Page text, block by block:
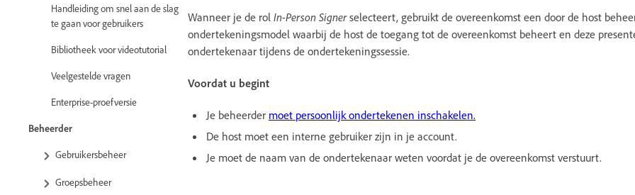
Handleiding om snel aan de slag
te gaan voor gebruikers
Bibliotheek voor videotutorial
Veelgestelde vragen
Enterprise-proefversie
Beheerder
Gebruikersbeheer
Groepsbeheer
Wanneer je de rol In-Person Signerselecteert, gebruikt de overeenkomst een door de host
ondertekeningsmodel waarbij de host de toegang tot de overeenkomst beheert en deze
ondertekenaar tijdens de ondertekeningssessie.
Voordat u begint
Je beheerder moet persoonlijk ondertekenen inschakelen.
De host moet een interne gebruiker zijn in je account.
Je moet de naam van de ondertekenaar weten voordat je de overeenkomst verstuurt.